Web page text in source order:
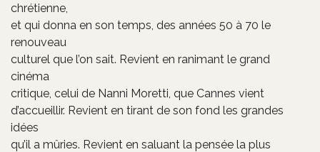
chrétienne,
et qui donna en son temps, des années 50 à 70 le
renouveau
culturel que l’on sait. Revient en ranimant le grand
cinéma
critique, celui de Nanni Moretti, que Cannes vient
d’accueillir. Revient en tirant de son fond les grandes
idées
qu’il a mûries. Revient en saluant la pensée la plus